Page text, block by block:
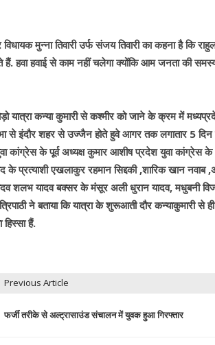
विधायक मुन्ना तिवारी उर्फ संजय तिवारी का कहना है कि
हैं. हवा हवाई से काम नहीं चलेगा क्योंकि आम जनता की
यात्रा कन्या कुमारी से कश्मीर को जाने के क्रम में
से इंदौर शहर से उज्जैन होते हुवे आगर तक लगातार 5 दिन
कांग्रेस के पूर्व अध्यक्ष कुमार आशीष प्रदेश युवा कांग्रेस के
के प्रत्याशी एखलाकुर रहमान सिद्दकी ,शारिक खान
शलभ यादव बक्सर के मंसूर अली धुरान यादव, मधुबनी
ने बताया कि यात्रा के शुरूआती दौर कन्याकुमारी
हिस्सा हैं.
Previous Article
फर्जी तरीके से अल्ट्रासाउंड संचालन में युवक हुआ गिरफ्तार